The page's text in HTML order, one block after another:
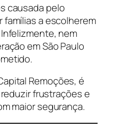
causada pelo
a escolherem
nem
em São Paulo
Remoções, é
frustrações e
maior segurança.